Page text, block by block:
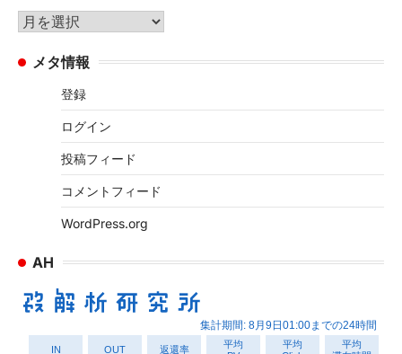
リ
ー
ア
カ メタ情報
登録
ログイン
投稿フィード
コメントフィード
WordPress.org
AH